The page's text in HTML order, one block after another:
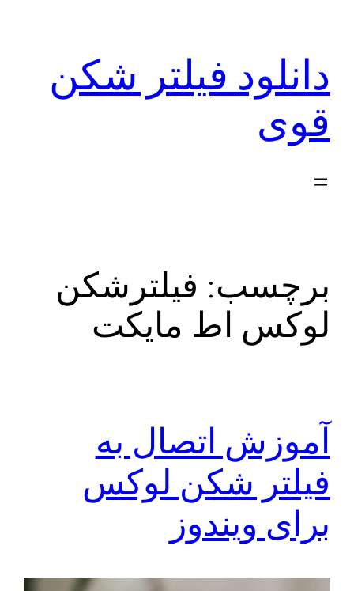
دانلود فیلتر شکن
قوی
برچسب: فیلترشکن
لوکس اط مایکت
آموزش اتصال به
فیلتر شکن لوکس
برای ویندوز